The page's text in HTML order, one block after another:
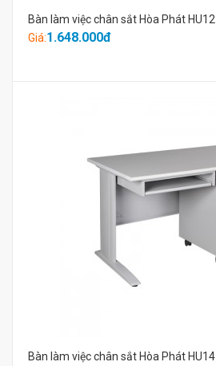
Bàn làm việc chân sắt Hòa Phát HU12
Giá:1.648.000đ
Bàn làm việc chân sắt Hòa Phát HU14